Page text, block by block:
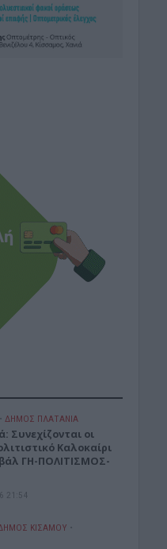
• ΔΉΜΟΣ ΠΛΑΤΑΝΙΆ
Συνεχίζονται οι
Καλοκαίρι
ΓΗ-ΠΟΛΙΤΙΣΜΟΣ-
21:54
ΚΙΣΆΜΟΥ •